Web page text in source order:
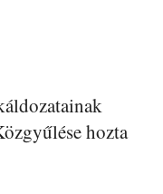
hozta